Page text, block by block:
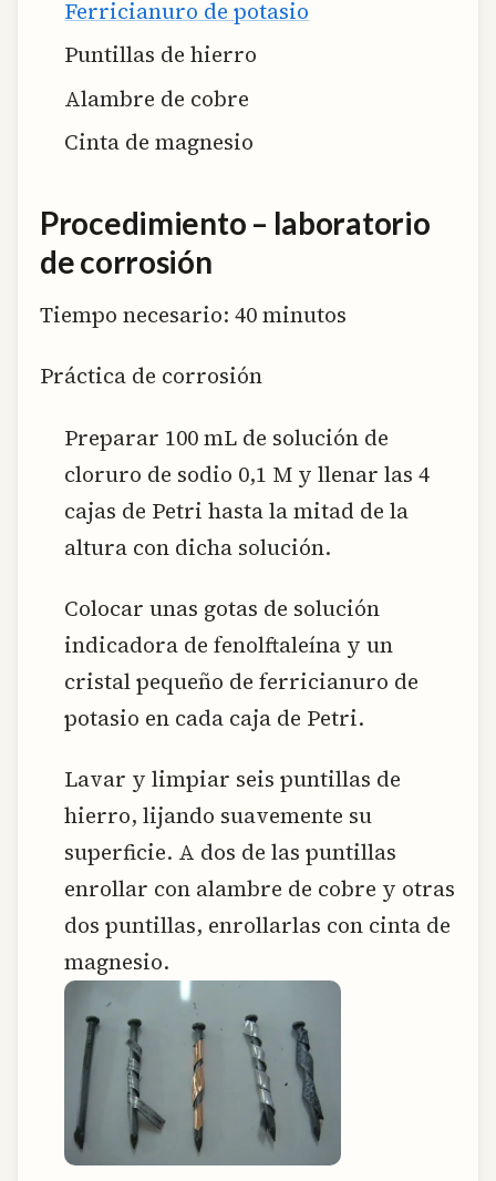
Ferricianuro de potasio
Puntillas de hierro
Alambre de cobre
Cinta de magnesio
Procedimiento – laboratorio
de corrosión
Tiempo necesario: 40 minutos
Práctica de corrosión
Preparar 100 mL de solución de
cloruro de sodio 0,1 M y llenar las 4
cajas de Petri hasta la mitad de la
altura con dicha solución.
Colocar unas gotas de solución
indicadora de fenolftaleína y un
cristal pequeño de ferricianuro de
potasio en cada caja de Petri.
Lavar y limpiar seis puntillas de
hierro, lijando suavemente su
superficie. A dos de las puntillas
enrollar con alambre de cobre y otras
dos puntillas, enrollarlas con cinta de
magnesio.